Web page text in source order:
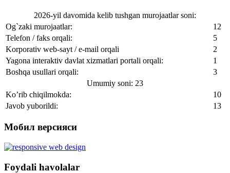
2026-yil davomida kelib tushgan murojaatlar soni:
Og`zaki murojaatlar:
12
Telefon / faks orqali:
5
Korporativ web-sayt / e-mail orqali
2
Yagona interaktiv davlat xizmatlari portali orqali:
1
Boshqa usullari orqali:
3
Umumiy soni: 23
Ko’rib chiqilmokda:
10
Javob yuborildi:
13
Мобил версияси
Foydali havolalar